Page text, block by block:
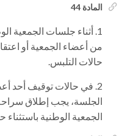
المادة 44
أثناء جلسات الجمعية
من أعضاء الجمعية أو
حالات التلبس.
في حالات توقيف أحد
الجلسة، يجب إطلاق
الجمعية الوطنية باستثناء